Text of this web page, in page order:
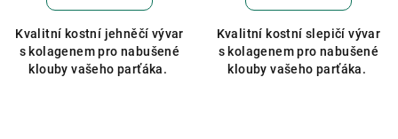
z
5
hvězdiček.
Kvalitní kostní jehněčí vývar
s kolagenem pro nabušené
klouby vašeho parťáka.
Kvalitní kostní slepičí vývar
s kolagenem pro nabušené
klouby vašeho parťáka.